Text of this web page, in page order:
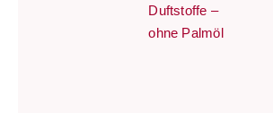
Duftstoffe –
ohne Palmöl